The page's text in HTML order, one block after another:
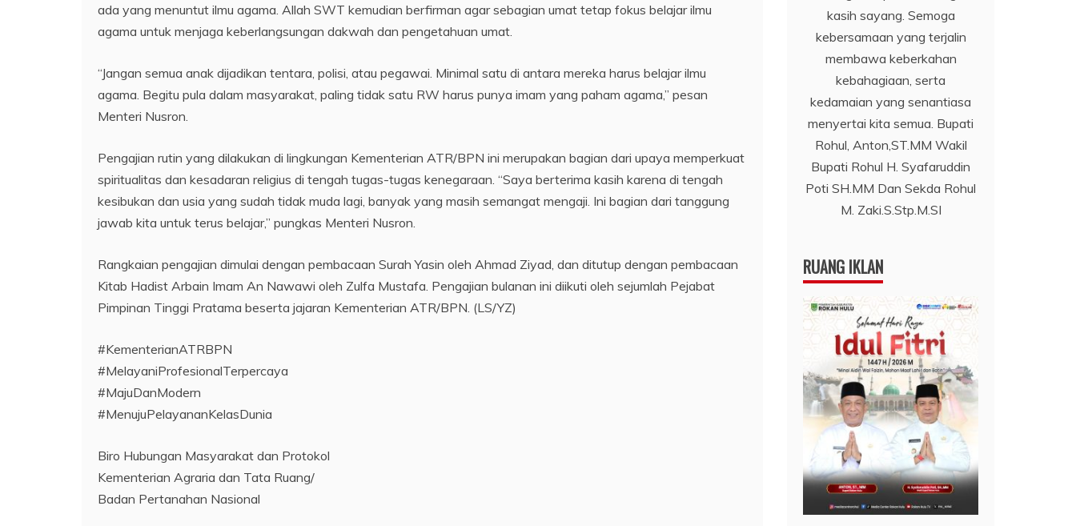
ada yang menuntut ilmu agama. Allah SWT kemudian berfirman agar sebagian umat tetap fokus belajar ilmu
agama untuk menjaga keberlangsungan dakwah dan pengetahuan umat.
“Jangan semua anak dijadikan tentara, polisi, atau pegawai. Minimal satu di antara mereka harus belajar ilmu
agama. Begitu pula dalam masyarakat, paling tidak satu RW harus punya imam yang paham agama,” pesan
Menteri Nusron.
Pengajian rutin yang dilakukan di lingkungan Kementerian ATR/BPN ini merupakan bagian dari upaya memperkuat
spiritualitas dan kesadaran religius di tengah tugas-tugas kenegaraan. “Saya berterima kasih karena di tengah
kesibukan dan usia yang sudah tidak muda lagi, banyak yang masih semangat mengaji. Ini bagian dari tanggung
jawab kita untuk terus belajar,” pungkas Menteri Nusron.
Rangkaian pengajian dimulai dengan pembacaan Surah Yasin oleh Ahmad Ziyad, dan ditutup dengan pembacaan
Kitab Hadist Arbain Imam An Nawawi oleh Zulfa Mustafa. Pengajian bulanan ini diikuti oleh sejumlah Pejabat
Pimpinan Tinggi Pratama beserta jajaran Kementerian ATR/BPN. (LS/YZ)
#KementerianATRBPN
#MelayaniProfesionalTerpercaya
#MajuDanModern
#MenujuPelayananKelasDunia
Biro Hubungan Masyarakat dan Protokol
Kementerian Agraria dan Tata Ruang/
Badan Pertanahan Nasional
kasih sayang. Semoga
kebersamaan yang terjalin
membawa keberkahan
kebahagiaan, serta
kedamaian yang senantiasa
menyertai kita semua. Bupati
Rohul, Anton,ST.MM Wakil
Bupati Rohul H. Syafaruddin
Poti SH.MM Dan Sekda Rohul
M. Zaki.S.Stp.M.SI
RUANG IKLAN